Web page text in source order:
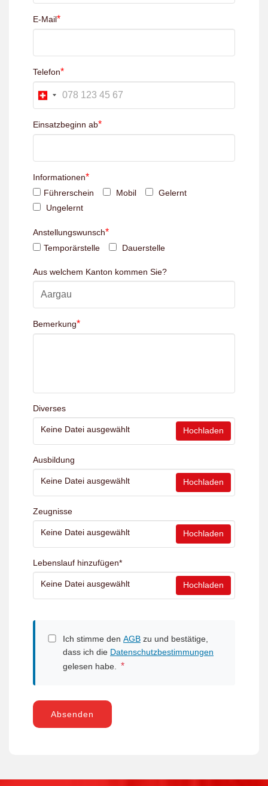
E-Mail*
Telefon*
Einsatzbeginn ab*
Informationen*
Führerschein Mobil
Gelernt
Ungelernt
Anstellungswunsch*
Temporärstelle Dauerstelle
Aus welchem Kanton kommen Sie?
Bemerkung*
Diverses
Keine Datei ausgewählt Hochladen
Ausbildung
Keine Datei ausgewählt Hochladen
Zeugnisse
Keine Datei ausgewählt Hochladen
Lebenslauf hinzufügen*
Keine Datei ausgewählt Hochladen
Ich stimme den AGB zu und bestätige,
dass ich die Datenschutzbestimmungen
gelesen habe.
*
Absenden